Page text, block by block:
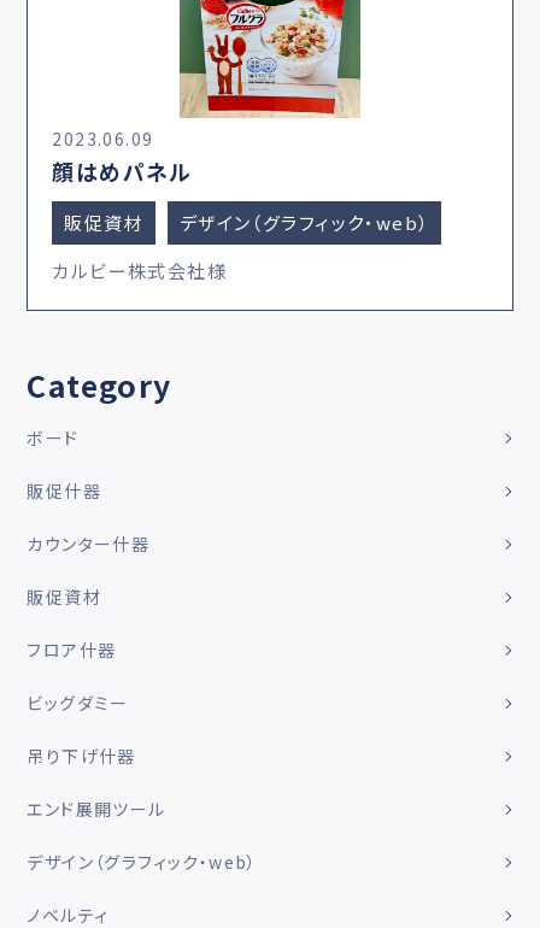
2023.06.09
顔はめパネル
販促資材
デザイン（グラフィック・web）
カルビー株式会社様
Category
ボード
販促什器
カウンター什器
販促資材
フロア什器
ビッグダミー
吊り下げ什器
エンド展開ツール
デザイン（グラフィック・web）
ノベルティ